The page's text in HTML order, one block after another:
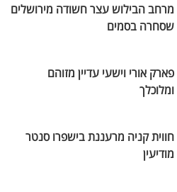
מרחב הבילוש עצר חשודה מירושלים
שסחרה בסמים
פארק אורי וישעי עדיין מזוהם
ומלוכלך
חווית קניה מרעננת בישפרו סנטר
מודיעין